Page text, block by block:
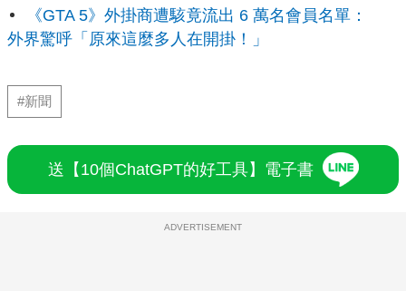
《GTA 5》外掛商遭駭竟流出 6 萬名會員名單：
外界驚呼「原來這麼多人在開掛！」
#新聞
送【10個ChatGPT的好工具】電子書
ADVERTISEMENT